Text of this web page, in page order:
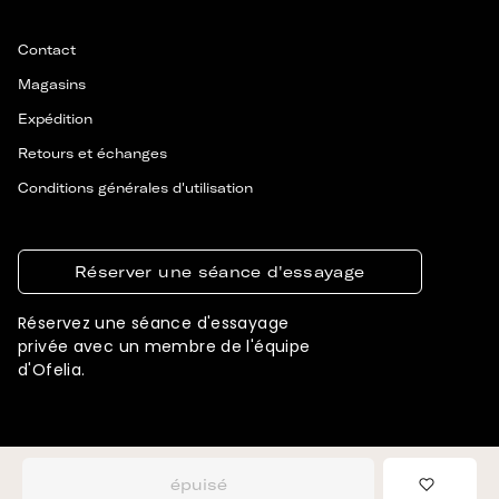
épuisé
Contact
Magasins
Expédition
Retours et échanges
Conditions générales d'utilisation
Réserver une séance d'essayage
Réservez une séance d'essayage
privée avec un membre de l'équipe
d'Ofelia.
CONÇU ET DÉVELOPPÉ PAR SIGNIFLY